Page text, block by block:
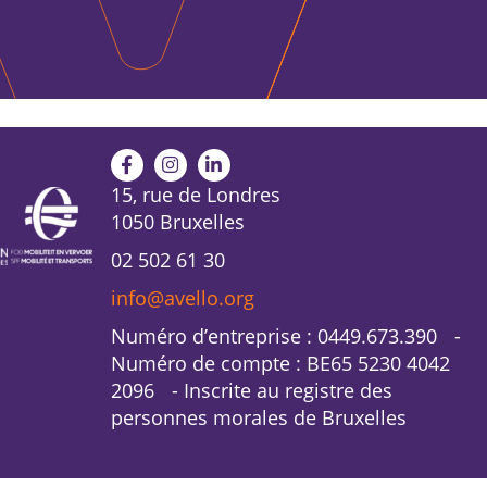
15, rue de Londres
1050 Bruxelles
02 502 61 30
info@avello.org
Numéro d’entreprise : 0449.673.390 -
Numéro de compte : BE65 5230 4042
2096 - Inscrite au registre des
personnes morales de Bruxelles